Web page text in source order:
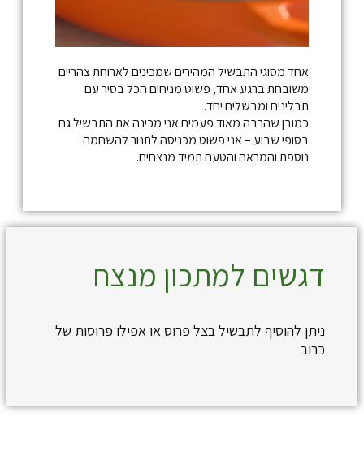
אחד מסוגי התבשיל המהירים שמכינים לארוחת צהריים
משובחת ברגע אחד, פשוט מניחים הכל בסיר עם
תבלינים ומבשלים יחד.
כמובן שהרבה מאוד פעמים אני מכינה את התבשיל גם
בסופי שבוע – אני פשוט מכניסה לתנור להשחמה
נוספת והמראה והטעם תמיד מנצחים.
דגשים למתכון מנצח
ניתן להוסיף לתבשיל בצל פרוס או אפילו פרוסות של
כרוב